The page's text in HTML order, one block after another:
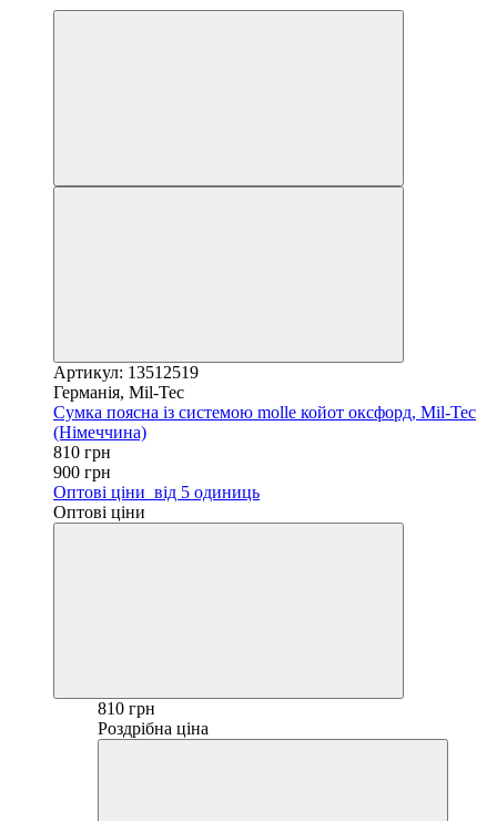
Артикул: 13512519
Германія, Mil-Tec
Сумка поясна із системою molle койот оксфорд, Mil-Tec
(Німеччина)
810 грн
900 грн
Оптові ціни від 5 одиниць
Оптові ціни
810 грн
Роздрібна ціна